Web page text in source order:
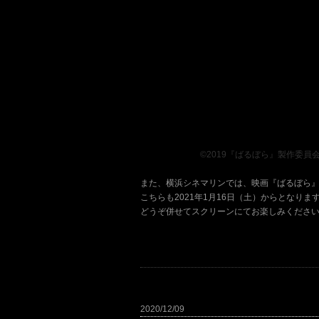
©2019『ばるぼら』製作委員会
また、横浜シネマリンでは、映画『ばるぼら
こちらも2021年1月16日（土）からとなります
どうぞ併せてスクリーンにてお楽しみください
2020/12/09